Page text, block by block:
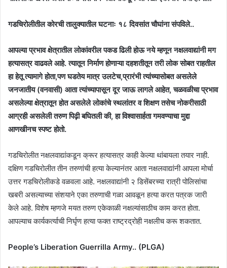
गडचिरोलीतील कोरची तालुक्यातील घटनाः १८ दिवसांत चौघांना संपविले..
आपल्या प्रभाव क्षेत्रातील लोकांवरील पकड ढिली होऊ नये म्हणून नक्षलवाद्यांनी मग
हत्यासत्र वाढवले आहे. त्यातून निर्माण होणाऱ्या दहशतीतून तरी लोक सोबत राहतील
हा हेतू त्यामागे होता,पण घडतेय मात्र उलटेच,प्रारंभी त्यांच्यासोबत असलेले
जनजातीय (वनवासी) आता त्यांच्यापासून दूर जाऊ लागले आहेत, चळवळीचा प्रभाव
असलेल्या क्षेत्रातून होत असलेले लोकांचे स्थलांतर व शिक्षण तसेच नोकरीसाठी
आग्रही असलेली तरुण पिढ़ी बघितली की, हा विश्वासार्हता गमवण्याचा मुद्दा
आणखीनच स्पष्ट होतो.
गडचिरोलीत नक्षलवाद्यांकडून क्रूर हत्यासत्र काही केल्या थांबायला तयार नाही.
दक्षिण गडचिरोलीत तीन तरुणांची हत्या केल्यानंतर आता नक्षलवाद्यांनी आपला मोर्चा
उत्तर गडचिरोलीकडे वळवला आहे. नक्षलवाद्यांनी २ डिसेंबरच्या रात्री पोलिसांचा
खबरी असल्याच्या संशयाने एका तरुणाची गळा आवळून हत्या करत पत्रक जारी
केले आहे. विशेष म्हणजे मयत तरुण एकेकाळी नक्षल्यांसाठीच काम करत होता.
आपल्याच कार्यकर्त्याची निर्घृण हत्या फक्त राष्ट्रद्रोही नक्षलीच करू शकतात.
People’s Liberation Guerrilla Army.. (PLGA)